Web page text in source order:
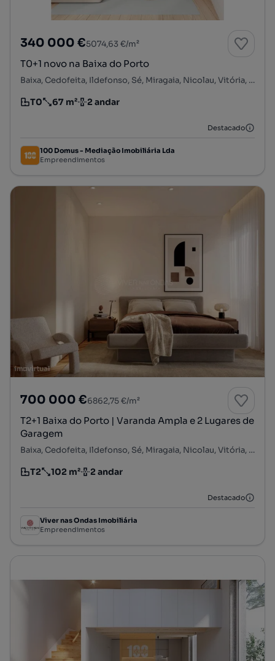
340 000 €5074,63 €/m²
T0+1 novo na Baixa do Porto
Baixa, Cedofeita, Ildefonso, Sé, Miragaia, Nicolau, Vitória, Porto, Porto
Tipologia
T0
Preço por metro quadrado
67 m²
Andar 2 andar
Destacado
100 Domus - Mediação Imobiliária Lda
Empreendimentos
700 000 €6862,75 €/m²
T2+1 Baixa do Porto | Varanda Ampla e 2 Lugares de
Garagem
Baixa, Cedofeita, Ildefonso, Sé, Miragaia, Nicolau, Vitória, Porto, Porto
Tipologia
T2
Preço por metro quadrado
102 m²
Andar 2 andar
Destacado
Viver nas Ondas Imobiliária
Empreendimentos